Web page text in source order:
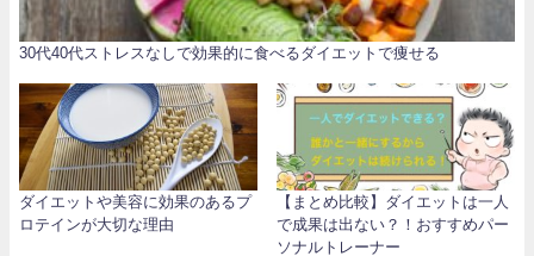
30代40代ストレスなしで効果的に食べるダイエットで痩せる
ダイエットや美容に効果のあるプ
ロテインが大切な理由
【まとめ比較】ダイエットは一人
で成果は出ない？！おすすめパー
ソナルトレーナー